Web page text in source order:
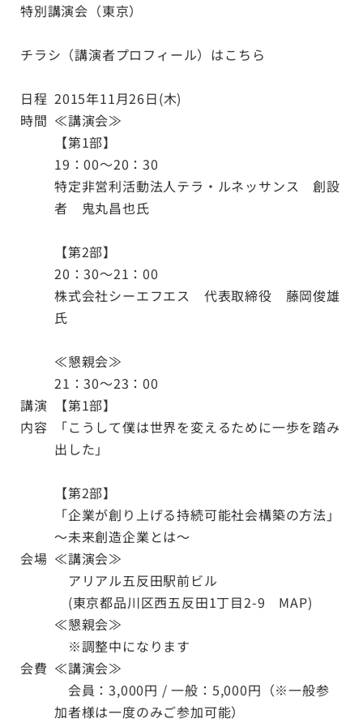
特別講演会（東京）
チラシ（講演者プロフィール）はこちら
日程 2015年11月26日(木)
時間 ≪講演会≫
【第1部】
19：00～20：30
特定非営利活動法人テラ・ルネッサンス 創設
者 鬼丸昌也氏
【第2部】
20：30～21：00
株式会社シーエフエス 代表取締役 藤岡俊雄
氏
≪懇親会≫
21：30～23：00
講演
内容
【第1部】
「こうして僕は世界を変えるために一歩を踏み
出した」
【第2部】
「企業が創り上げる持続可能社会構築の方法」
～未来創造企業とは～
会場 ≪講演会≫
アリアル五反田駅前ビル
(東京都品川区西五反田1丁目2-9 MAP)
≪懇親会≫
※調整中になります
会費 ≪講演会≫
会員：3,000円 / 一般：5,000円（※一般参
加者様は一度のみご参加可能）